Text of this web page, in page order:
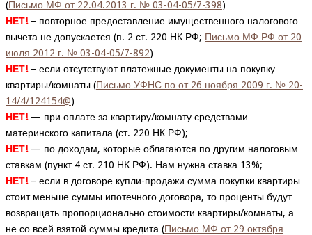
(Письмо МФ от 22.04.2013 г. № 03-04-05/7-398)
НЕТ!– повторное предоставление имущественного налогового
вычета не допускается (п. 2 ст. 220 НК РФ; Письмо МФ РФ от 20
июля 2012 г. № 03-04-05/7-892)
НЕТ!– если отсутствуют платежные документы на покупку
квартиры/комнаты (Письмо УФНС по от 26 ноября 2009 г. № 20-
14/4/124154@)
НЕТ!— при оплате за квартиру/комнату средствами
материнского капитала (ст. 220 НК РФ);
НЕТ!— по доходам, которые облагаются по другим налоговым
ставкам (пункт 4 ст. 210 НК РФ). Нам нужна ставка 13%;
НЕТ!– если в договоре купли-продажи сумма покупки квартиры
стоит меньше суммы ипотечного договора, то проценты будут
возвращать пропорционально стоимости квартиры/комнаты, а
не со всей взятой суммы кредита (Письмо МФ от 29 октября